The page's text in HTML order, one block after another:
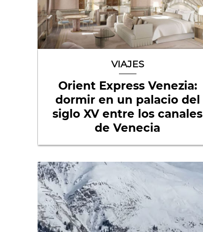
VIAJES
Orient Express Venezia:
dormir en un palacio del
siglo XV entre los canales
de Venecia